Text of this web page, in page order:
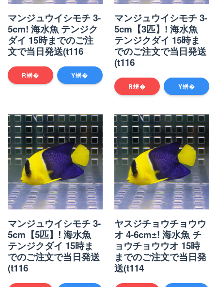
マンジュウイシモチ 3-
5cm! 海水魚 テンジク
ダイ 15時までのご注
文で当日発送(t116
R蠎� Y蠎�
マンジュウイシモチ 3-
5cm【3匹】! 海水魚
テンジクダイ 15時ま
でのご注文で当日発送
(t116
R蠎� Y蠎�
マンジュウイシモチ 3-
5cm【5匹】! 海水魚
テンジクダイ 15時ま
でのご注文で当日発送
(t116
ヤスジチョウチョウウ
オ 4-6cm±! 海水魚 チ
ョウチョウウオ 15時
までのご注文で当日発
送(t114